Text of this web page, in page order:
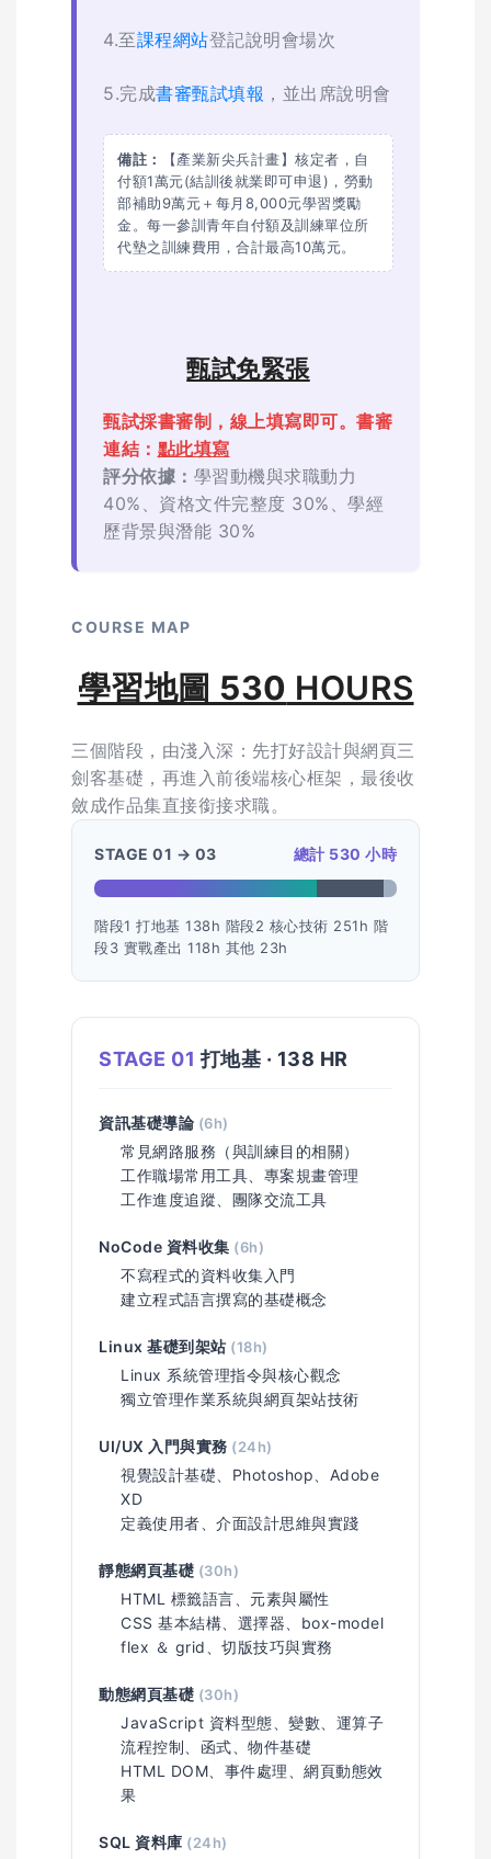
4.至課程網站登記說明會場次
5.完成書審甄試填報 ，並出席說明會
備註：
【產業新尖兵計畫】核定者，自
付額1萬元(結訓後就業即可申退)，勞動
部補助9萬元＋每月8,000元學習獎勵
金。每一參訓青年自付額及訓練單位所
代墊之訓練費用，合計最高10萬元。
甄試免緊張
甄試採書審制，線上填寫即可。書審
連結： 點此填寫
評分依據： 學習動機與求職動力
40%、資格文件完整度 30%、學經
歷背景與潛能 30%
COURSE MAP
學習地圖 530 HOURS
三個階段，由淺入深：先打好設計與網頁三
劍客基礎，再進入前後端核心框架，最後收
斂成作品集直接銜接求職。
STAGE 01 → 03 總計 530 小時
階段1 打地基 138h 階段2 核心技術 251h 階
段3 實戰產出 118h 其他 23h
STAGE 01 打地基 · 138 HR
資訊基礎導論 (6h)
常見網路服務（與訓練目的相關）
工作職場常用工具、專案規畫管理
工作進度追蹤、團隊交流工具
NoCode 資料收集 (6h)
不寫程式的資料收集入門
建立程式語言撰寫的基礎概念
Linux 基礎到架站 (18h)
Linux 系統管理指令與核心觀念
獨立管理作業系統與網頁架站技術
UI/UX 入門與實務 (24h)
視覺設計基礎、Photoshop、Adobe
XD
定義使用者、介面設計思維與實踐
靜態網頁基礎 (30h)
HTML 標籤語言、元素與屬性
CSS 基本結構、選擇器、box-model
flex ＆ grid、切版技巧與實務
動態網頁基礎 (30h)
JavaScript 資料型態、變數、運算子
流程控制、函式、物件基礎
HTML DOM、事件處理、網頁動態效
果
SQL 資料庫 (24h)